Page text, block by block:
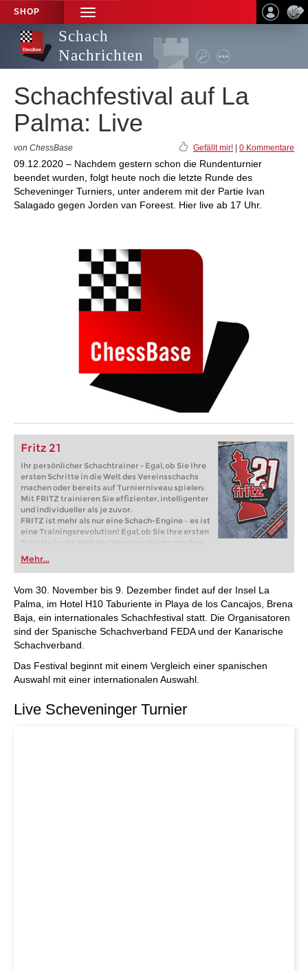
SHOP
TOGGLE
NAVIGATION
Schach
Nachrichten
Schachfestival auf La
Palma: Live
von ChessBase Gefällt mir! 0 Kommentare
09.12.2020 – Nachdem gestern schon die Rundenturnier
beendet wurden, folgt heute noch die letzte Runde des
Scheveninger Turniers, unter anderem mit der Partie Ivan
Salagado gegen Jorden van Foreest. Hier live ab 17 Uhr.
Fritz 21
Ihr persönlicher Schachtrainer - Egal, ob Sie Ihre
ersten Schritte in die Welt des Vereinsschachs
machen oder bereits auf Turnierniveau spielen:
Mit FRITZ trainieren Sie effizienter, intelligenter
und individueller als je zuvor.
FRITZ ist mehr als nur eine Schach-Engine – es ist
eine Trainingsrevolution! Egal, ob Sie Ihre ersten
Schritte in die Welt des Vereinsschachs machen
oder bereits auf Turnierniveau spielen: Mit
FRITZ trainieren Sie effizienter, intelligenter und
individueller als je zuvor.
Mehr...
Vom 30. November bis 9. Dezember findet auf der Insel La
Palma, im Hotel H10 Taburiente in Playa de los Cancajos, Brena
Baja, ein internationales Schachfestival statt. Die Organisatoren
sind der Spanische Schachverband FEDA und der Kanarische
Schachverband.
Das Festival beginnt mit einem Vergleich einer spanischen
Auswahl mit einer internationalen Auswahl.
Live Scheveninger Turnier